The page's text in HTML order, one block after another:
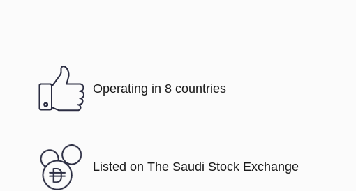
Operating in 8 countries
Listed on The Saudi Stock Exchange